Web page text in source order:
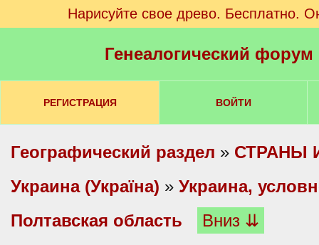
Нарисуйте свое древо. Бесплатно.
Генеалогический
РЕГИСТРАЦИЯ ВОЙТИ
Географический раздел » СТРАНЫ
Украина (Україна) » Украина,
Полтавская область
Вниз ⇊